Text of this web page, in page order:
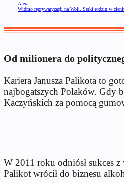
Afera
Widmo reprywatyzacji na Woli. Setki rodzin w
Od milionera do
Kariera Janusza Palikota to
najbogatszych Polaków. Gdy
Kaczyńskich za pomocą
W 2011 roku odniósł sukces z
Palikot wrócił do biznesu